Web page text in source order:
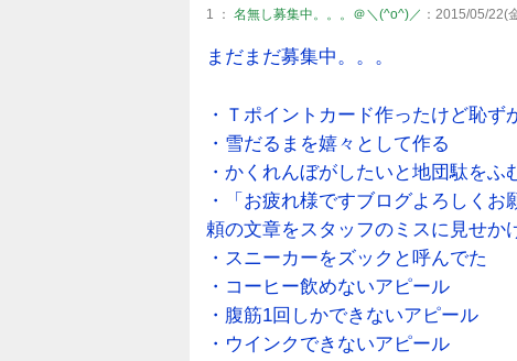
1 ： 名無し募集中。。。＠＼(^o^)／ ：2015/05/22(
まだまだ募集中。。。
・Ｔポイントカード作ったけど恥ず
・雪だるまを嬉々として作る
・かくれんぼがしたいと地団駄をふ
・「お疲れ様ですブログよろしく
頼の文章をスタッフのミスに見せか
・スニーカーをズックと呼んでた
・コーヒー飲めないアピール
・腹筋1回しかできないアピール
・ウインクできないアピール